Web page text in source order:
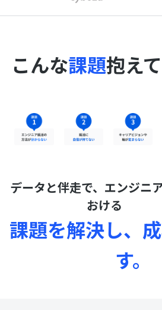
こんな課題抱え
データと伴走で、エンジニ
おける
課題を解決し、
す。